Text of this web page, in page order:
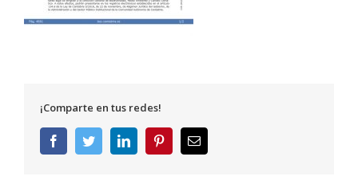
¡Comparte en tus redes!
FacebookTwitterLinkedInPinterestCorreo
electrónico